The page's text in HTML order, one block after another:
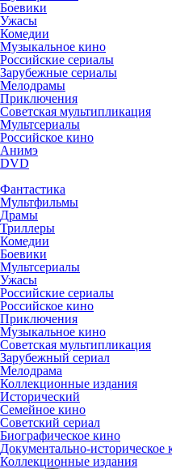
Боевики
Ужасы
Комедии
Музыкальное кино
Российские сериалы
Зарубежные сериалы
Мелодрамы
Приключения
Советская мультипликация
Мультсериалы
Российское кино
Анимэ
DVD
Фантастика
Мультфильмы
Драмы
Триллеры
Комедии
Боевики
Мультсериалы
Ужасы
Российские сериалы
Российское кино
Приключения
Музыкальное кино
Советская мультипликация
Зарубежный сериал
Мелодрама
Коллекционные издания
Исторический
Семейное кино
Советский сериал
Биографическое кино
Документально-историческое
Коллекционные издания